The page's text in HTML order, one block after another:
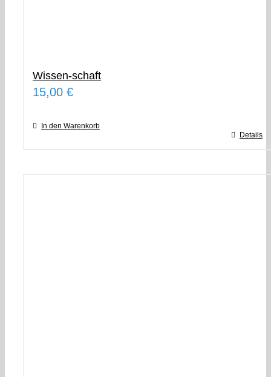
Wissen-schaft
15,00 €
In den Warenkorb
Details